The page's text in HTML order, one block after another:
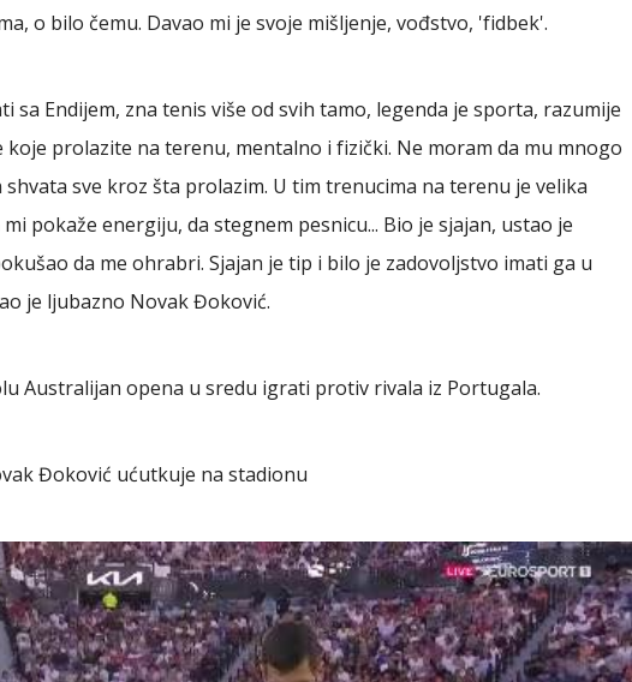
o bilo čemu. Davao mi je svoje mišljenje, vođstvo, 'fidbek'.
sa Endijem, zna tenis više od svih tamo, legenda je sporta, razumije
koje prolazite na terenu, mentalno i fizički. Ne moram da mu mnogo
sve kroz šta prolazim. U tim trenucima na terenu je velika
pokaže energiju, da stegnem pesnicu... Bio je sjajan, ustao je
da me ohrabri. Sjajan je tip i bilo je zadovoljstvo imati ga u
je ljubazno Novak Đoković.
Australijan opena u sredu igrati protiv rivala iz Portugala.
Đoković ućutkuje na stadionu